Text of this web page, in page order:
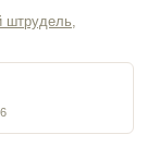
штрудель,